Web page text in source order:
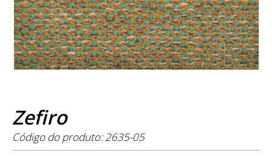
Zefiro
Código do produto: 2635-05